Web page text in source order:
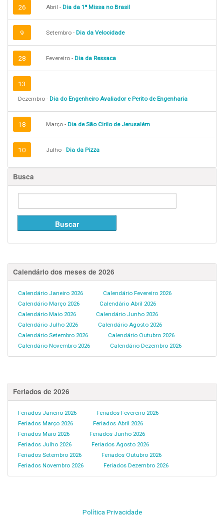
26 Abril - Dia da 1ª Missa no Brasil
9 Setembro - Dia da Velocidade
28 Fevereiro - Dia da Ressaca
13
Dezembro - Dia do Engenheiro Avaliador e Perito de Engenharia
18 Março - Dia de São Cirilo de Jerusalém
10 Julho - Dia da Pizza
Busca
Calendário dos meses de 2026
Calendário Janeiro 2026
Calendário Fevereiro 2026
Calendário Março 2026
Calendário Abril 2026
Calendário Maio 2026
Calendário Junho 2026
Calendário Julho 2026
Calendário Agosto 2026
Calendário Setembro 2026
Calendário Outubro 2026
Calendário Novembro 2026
Calendário Dezembro 2026
Feriados de 2026
Feriados Janeiro 2026
Feriados Fevereiro 2026
Feriados Março 2026
Feriados Abril 2026
Feriados Maio 2026
Feriados Junho 2026
Feriados Julho 2026
Feriados Agosto 2026
Feriados Setembro 2026
Feriados Outubro 2026
Feriados Novembro 2026
Feriados Dezembro 2026
Política Privacidade